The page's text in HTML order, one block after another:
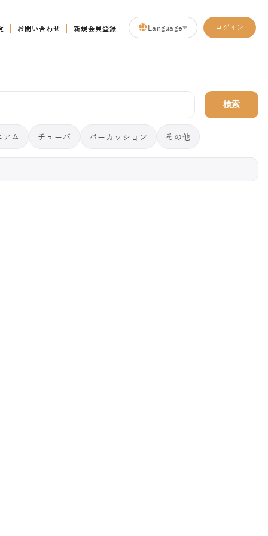
お問い合わせ 新規会員登録 Language ログイン
検索
アム チューバ パーカッション その他